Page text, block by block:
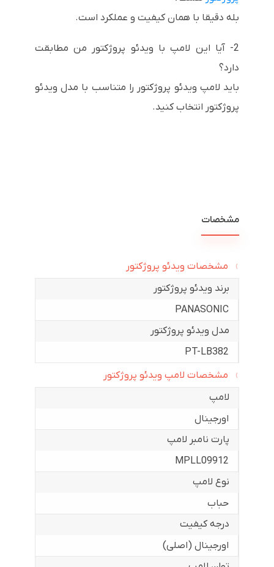
بله دقیقا با همان کیفیت و عملکرد است.
2- آیا این لامپ با ویدئو پروژکتور من مطابقت
دارد؟
باید لامپ ویدئو پروژکتور را متناسب با مدل ویدئو
پروژکتور انتخاب کنید.
مشخصات
مشخصات ویدئو پروژکتور
برند ویدئو پروژکتور
PANASONIC
مدل ویدئو پروژکتور
PT-LB382
مشخصات لامپ ویدئو پروژکتور
لامپ
اورجینال
پارت نامبر لامپ
MPLL09912
نوع لامپ
حباب
درجه کیفیت
اورجینال (اصلی)